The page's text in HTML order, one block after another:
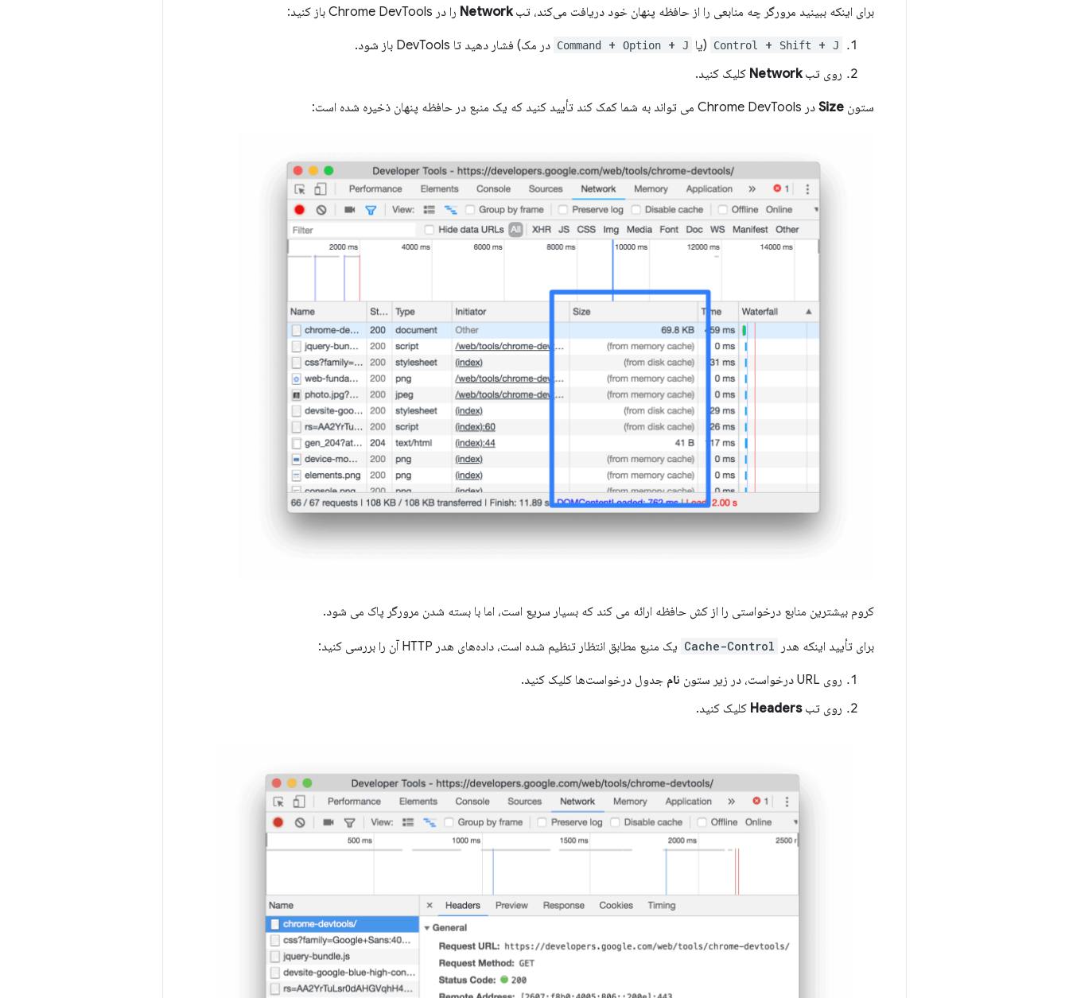
برای اینکه ببینید مرورگر چه منابعی را از حافظه پنهان خود دریافت می‌کند، تبNetwork را در Chrome DevTools باز کنید:
Control + Shift + J (یا Command + Option + J
در مک) فشار دهید تا DevTools باز شود.
روی تبNetwork کلیک کنید.
ستون Size در Chrome DevTools می تواند به شما کمک کند تأیید کنید که یک منبع در حافظه پنهان ذخیره شده است:
کروم بیشترین منابع درخواستی را از کش حافظه ارائه می کند که بسیار سریع است، اما با بسته شدن مرورگر پاک می شود.
برای تأیید اینکه هدر Cache-Control یک منبع مطابق انتظار تنظیم شده است، داده‌های هدر HTTP آن را بررسی کنید:
روی URL درخواست، در زیر ستون نام جدول درخواست‌ها کلیک کنید.
روی تبHeaders کلیک کنید.